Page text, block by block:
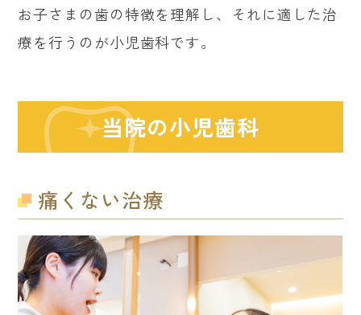
お子さまの歯の特徴を理解し、それに適した治
療を行うのが小児歯科です。
当院の小児歯科
痛くない治療